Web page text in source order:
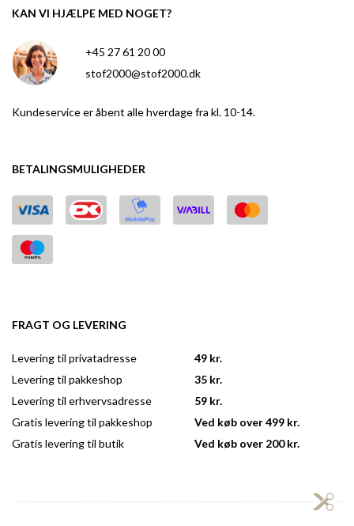
KAN VI HJÆLPE MED NOGET?
+45 27 61 20 00
stof2000@stof2000.dk
Kundeservice er åbent alle hverdage fra kl. 10-14.
BETALINGSMULIGHEDER
FRAGT OG LEVERING
Levering til privatadresse
Levering til pakkeshop
Levering til erhvervsadresse
Gratis levering til pakkeshop
Gratis levering til butik
49 kr.
35 kr.
59 kr.
Ved køb over 499 kr.
Ved køb over 200 kr.